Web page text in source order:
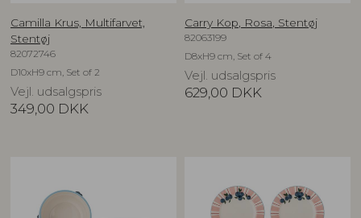
Camilla Krus, Multifarvet,
Stentøj
82072746
D10xH9 cm, Set of 2
Vejl. udsalgspris
349,00 DKK
Carry Kop, Rosa, Stentøj
82063199
D8xH9 cm, Set of 4
Vejl. udsalgspris
629,00 DKK